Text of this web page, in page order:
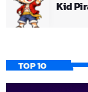
Kid
TOP 10